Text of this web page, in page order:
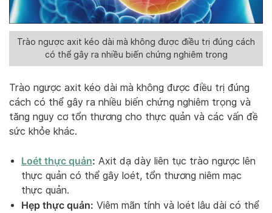
Trào ngược axit kéo dài mà không được điều trị đúng cách
có thể gây ra nhiều biến chứng nghiêm trọng
Trào ngược axit kéo dài mà không được điều trị đúng
cách có thể gây ra nhiều biến chứng nghiêm trọng và
tăng nguy cơ tổn thương cho thực quản và các vấn đề
sức khỏe khác.
Loét thực quản: Axit dạ dày liên tục trào ngược lên
thực quản có thể gây loét, tổn thương niêm mạc
thực quản.
Hẹp thực quản: Viêm mãn tính và loét lâu dài có thể